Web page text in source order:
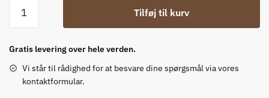
Cowboy
antal
Tilføj til kurv
Gratis levering over hele verden.
Vi står til rådighed for at besvare dine spørgsmål via vores
kontaktformular.